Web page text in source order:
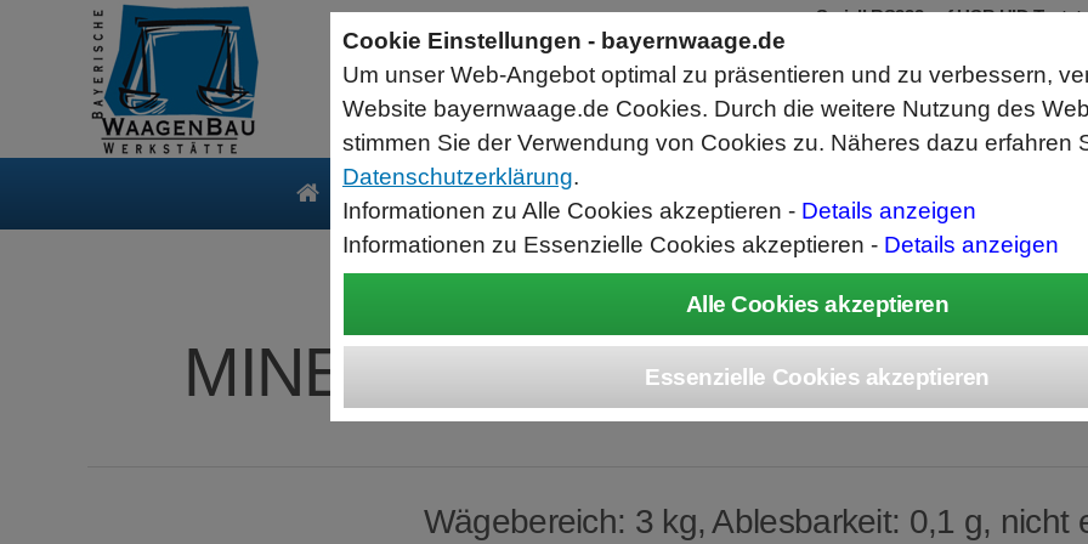
MINEBEA INTEC Signum®
Wägebereich: 3 kg, Ablesbarkeit: 0,1 g, nicht
Produkte Service
Sartorius Feuchtebestimmer MA35
jetzt zum Aktionspreis
Der MA35 ist das Einsteigermodell zur schnellen und
zuverlässigen Bestimmung der Materialfeuchte flüssiger, pastöser
und fester Substanzen mit dem Verfahren der Thermogravimetrie.
Wägebereich: 35 g, Ablesbarkeit: 1 mg
Seriell RS232 auf USB HID
RS232 Daten in Computer
Funktioniert wie eine USB Tastatur,
Verwendet Standard USB Tastatur
Datenbearbeitung vor Ausgabe
Cookie Einstellungen - bayernwaage.de
Um unser Web-Angebot optimal zu präsentieren und zu verbessern,
Website bayernwaage.de Cookies. Durch die weitere Nutzung des
stimmen Sie der Verwendung von Cookies zu. Näheres dazu erfahren
Datenschutzerklärung.
Informationen zu Alle Cookies akzeptieren - Details anzeigen
Informationen zu Essenzielle Cookies akzeptieren - Details anzeigen